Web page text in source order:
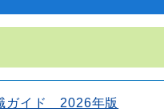
ガイド 2026年版